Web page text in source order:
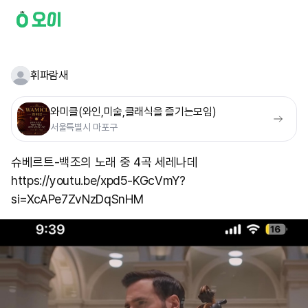
휘파람새
와미클(와인,미술,클래식을 즐기는모임)
서울특별시 마포구
슈베르트-백조의 노래 중 4곡 세레나데
https://youtu.be/xpd5-KGcVmY?
si=XcAPe7ZvNzDqSnHM